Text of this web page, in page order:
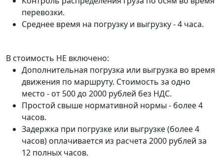
перевозки.
Среднее время на погрузку и выгрузку - 4 часа.
В стоимость НЕ включено:
Дополнительная погрузка или выгрузка во время
движения по маршруту. Стоимость за одно
место - от 500 до 2000 рублей без НДС.
Простой свыше нормативной нормы - более 4
часов.
Задержка при погрузке или выгрузке (более 4
часов) оплачивается из расчета 2000 рублей за
12 полных часов.